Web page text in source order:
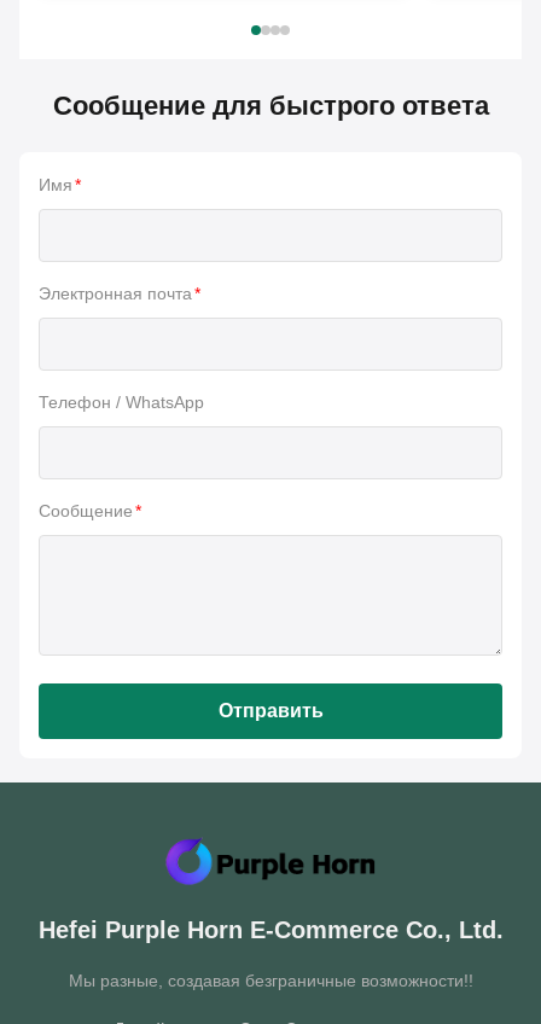
Сообщение для быстрого ответа
Имя*
Электронная почта*
Телефон / WhatsApp
Сообщение*
Отправить
Hefei Purple Horn E-Commerce Co., Ltd.
Мы разные, создавая безграничные возможности!!